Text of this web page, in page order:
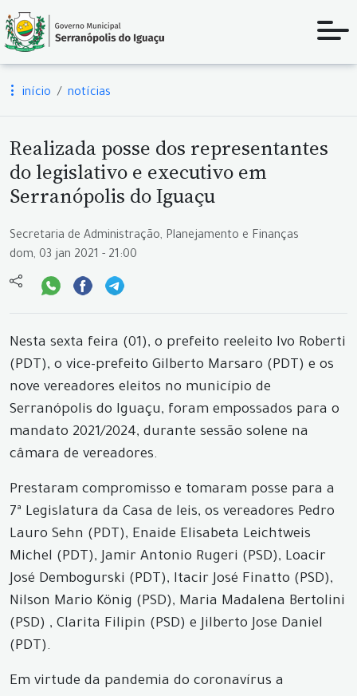
início notícias
Realizada posse dos representantes
do legislativo e executivo em
Serranópolis do Iguaçu
Secretaria de Administração, Planejamento e Finanças
dom, 03 jan 2021 - 21:00
Nesta sexta feira (01), o prefeito reeleito Ivo Roberti
(PDT), o vice-prefeito Gilberto Marsaro (PDT) e os
nove vereadores eleitos no município de
Serranópolis do Iguaçu, foram empossados para o
mandato 2021/2024, durante sessão solene na
câmara de vereadores.
Prestaram compromisso e tomaram posse para a
7ª Legislatura da Casa de leis, os vereadores Pedro
Lauro Sehn (PDT), Enaide Elisabeta Leichtweis
Michel (PDT), Jamir Antonio Rugeri (PSD), Loacir
José Dembogurski (PDT), Itacir José Finatto (PSD),
Nilson Mario König (PSD), Maria Madalena Bertolini
(PSD) , Clarita Filipin (PSD) e Jilberto Jose Daniel
(PDT).
Em virtude da pandemia do coronavírus a